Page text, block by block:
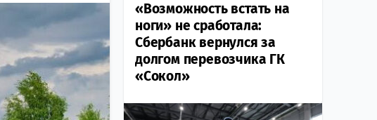
«Возможность встать на
ноги» не сработала:
Сбербанк вернулся за
долгом перевозчика ГК
«Сокол»